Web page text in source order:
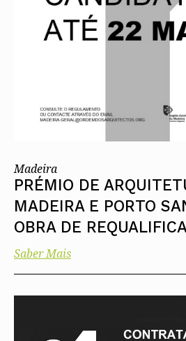
Madeira
PRÉMIO DE
MADEIRA E PORTO
OBRA DE
Saber Mais